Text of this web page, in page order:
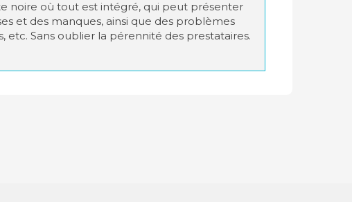
noire où tout est intégré, qui peut présenter
et des manques, ainsi que des problèmes
etc. Sans oublier la pérennité des prestataires.